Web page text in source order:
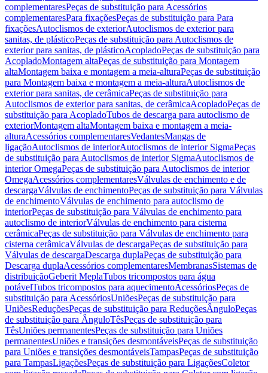
complementaresPeças de substituição para Acessórios
complementaresPara fixaçõesPeças de substituição para Para
fixaçõesAutoclismos de exteriorAutoclismos de exterior para
sanitas, de plásticoPeças de substituição para Autoclismos de
exterior para sanitas, de plásticoAcopladoPeças de substituição para
AcopladoMontagem altaPeças de substituição para Montagem
altaMontagem baixa e montagem a meia-alturaPeças de substituição
para Montagem baixa e montagem a meia-alturaAutoclismos de
exterior para sanitas, de cerâmicaPeças de substituição para
Autoclismos de exterior para sanitas, de cerâmicaAcopladoPeças de
substituição para AcopladoTubos de descarga para autoclismo de
exteriorMontagem altaMontagem baixa e montagem a meia-
alturaAcessórios complementaresVedantesMangas de
ligaçãoAutoclismos de interiorAutoclismos de interior SigmaPeças
de substituição para Autoclismos de interior SigmaAutoclismos de
interior OmegaPeças de substituição para Autoclismos de interior
OmegaAcessórios complementaresVálvulas de enchimento e de
descargaVálvulas de enchimentoPeças de substituição para Válvulas
de enchimentoVálvulas de enchimento para autoclismo de
interiorPeças de substituição para Válvulas de enchimento para
autoclismo de interiorVálvulas de enchimento para cisterna
cerâmicaPeças de substituição para Válvulas de enchimento para
cisterna cerâmicaVálvulas de descargaPeças de substituição para
Válvulas de descargaDescarga duplaPeças de substituição para
Descarga duplaAcessórios complementaresMembranasSistemas de
distribuiçãoGeberit MeplaTubos tricompostos para água
potávelTubos tricompostos para aquecimentoAcessóriosPeças de
substituição para AcessóriosUniõesPeças de substituição para
UniõesReduçõesPeças de substituição para ReduçõesÂnguloPeças
de substituição para ÂnguloTêsPeças de substituição para
TêsUniões permanentesPeças de substituição para Uniões
permanentesUniões e transições desmontáveisPeças de substituição
para Uniões e transições desmontáveisTampasPeças de substituição
para TampasLigaçõesPeças de substituição para LigaçõesColetor